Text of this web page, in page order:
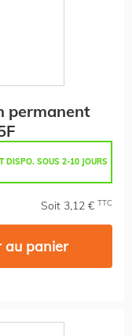
permanent
DISPO. SOUS 2-10 JOURS
Soit 3,12 € TTC
au panier